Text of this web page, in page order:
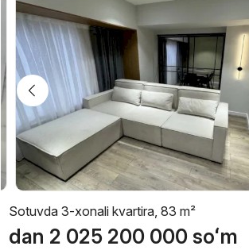
Sotuvda 3-xonali kvartira, 83 m²
dan 2 025 200 000 soʻm